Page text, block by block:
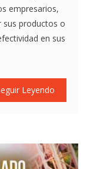
empresarios,
sus productos o
en sus
Leyendo